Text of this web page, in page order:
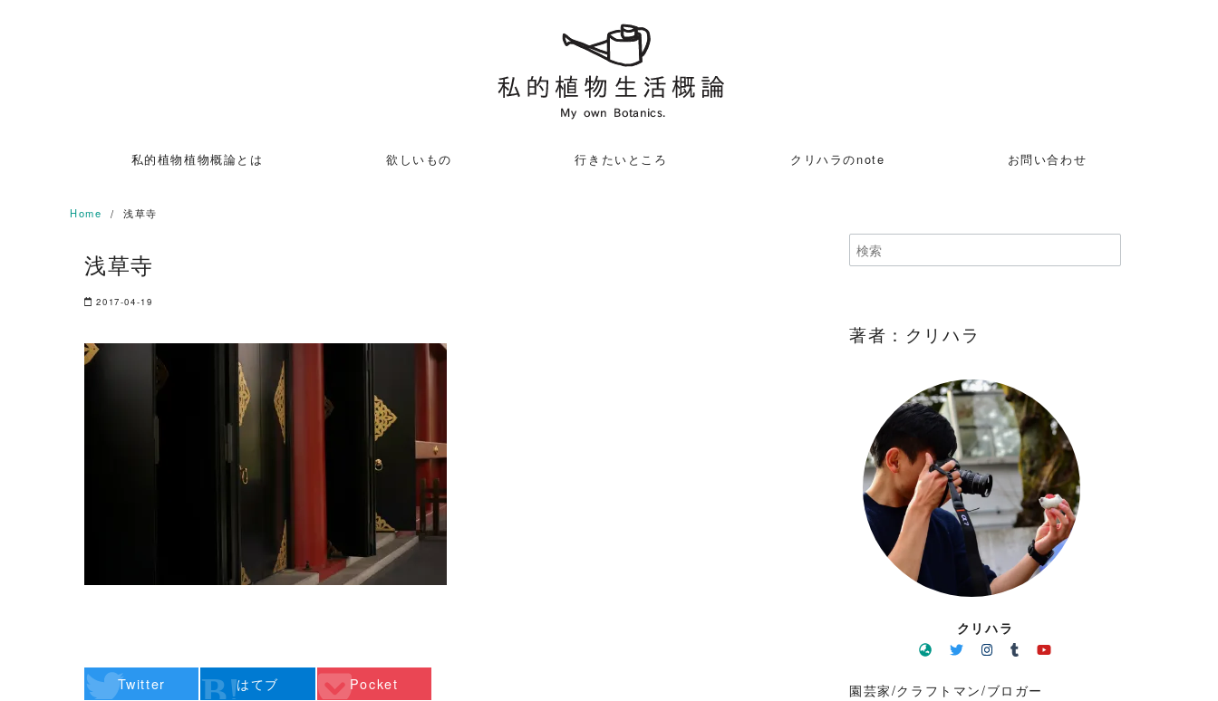
私的植物植物概論とは 欲しいもの 行きたいところ クリハラのnote お問い合わせ
Home 浅草寺
浅草寺
2017-04-19
Twitter はてブ Pocket
著者：クリハラ
クリハラ
園芸家/クラフトマン/ブロガー